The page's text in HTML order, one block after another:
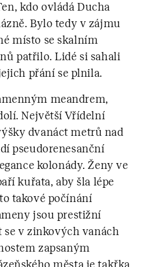
kdo ovládá Ducha
Bylo tedy v zájmu
místo se skalním
patřilo. Lidé si sahali
přání se plnila.
meandrem,
Největší Vřídelní
dvanáct metrů nad
pseudorenesanční
kolonády. Ženy ve
kuřata, aby šla lépe
takové počínání
jsou prestižní
v zinkových vanách
zapsaným
města je takřka